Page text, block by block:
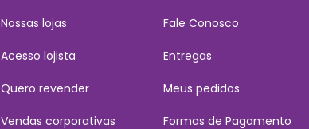
Nossas lojas
Acesso lojista
Quero revender
Vendas corporativas
Fale Conosco
Entregas
Meus pedidos
Formas de Pagamento